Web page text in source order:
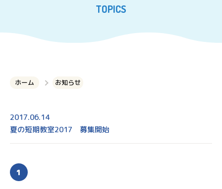
TOPICS
ホーム お知らせ
2017.06.14
夏の短期教室2017 募集開始
1